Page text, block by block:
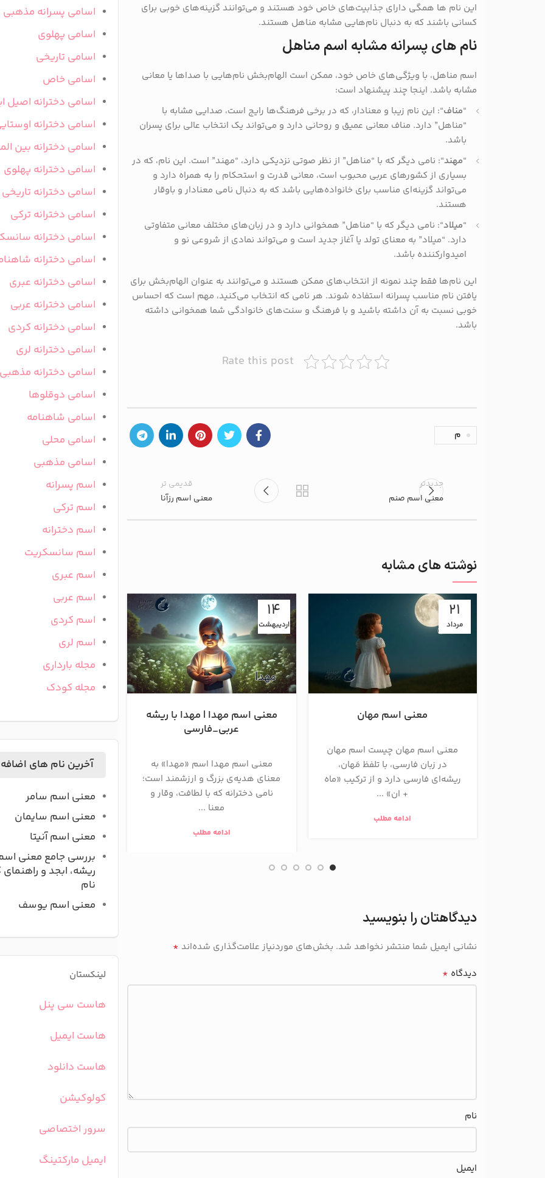
این نام‌ ها همگی دارای جذابیت‌های خاص خود هستند و می‌توانند گزینه‌های خوبی برای
کسانی باشند که به دنبال نام‌هایی مشابه مناهل هستند.
نام های پسرانه مشابه اسم مناهل
اسم مناهل، با ویژگی‌های خاص خود، ممکن است الهام‌بخش نام‌هایی با صداها یا معانی
مشابه باشد. اینجا چند پیشنهاد است:
“مناف“: این نام زیبا و معنادار، که در برخی فرهنگ‌ها رایج است، صدایی مشابه با
“مناهل” دارد. مناف معانی عمیق و روحانی دارد و می‌تواند یک انتخاب عالی برای پسران
باشد.
“مهند“: نامی دیگر که با “مناهل” از نظر صوتی نزدیکی دارد، “مهند” است. این نام، که در
بسیاری از کشورهای عربی محبوب است، معانی قدرت و استحکام را به همراه دارد و
می‌تواند گزینه‌ای مناسب برای خانواده‌هایی باشد که به دنبال نامی معنادار و باوقار
هستند.
“میلاد“: نامی دیگر که با “مناهل” همخوانی دارد و در زبان‌های مختلف معانی متفاوتی
دارد. “میلاد” به معنای تولد یا آغاز جدید است و می‌تواند نمادی از شروعی نو و
امیدوارکننده باشد.
این نام‌ها فقط چند نمونه از انتخاب‌های ممکن هستند و می‌توانند به عنوان الهام‌بخش برای
یافتن نام مناسب پسرانه استفاده شوند. هر نامی که انتخاب می‌کنید، مهم است که احساس
خوبی نسبت به آن داشته باشید و با فرهنگ و سنت‌های خانوادگی شما همخوانی داشته
باشد.
Rate this post
م
جدیدتر
معنی اسم صنم
قدیمی تر
معنی اسم رزآنا
نوشته های مشابه
21
مرداد
معنی اسم مهان
معنی اسم مهان چیست اسم مهان
در زبان فارسی، با تلفظ مَهان،
ریشه‌ای فارسی دارد و از ترکیب «ماه
+ ان» ...
ادامه مطلب
14
اردیبهشت
معنی اسم مهدا | مهدا با ریشه
عربی_فارسی
معنی اسم مهدا اسم «مهدا» به
معنای هدیه‌ی بزرگ و ارزشمند است؛
نامی دخترانه که با لطافت، وقار و
معنا ...
ادامه مطلب
13
اردیبهشت
ماسیا یکی از
عمیق دارد. ...
ادامه مطلب
دیدگاهتان را بنویسید
نشانی ایمیل شما منتشر نخواهد شد. بخش‌های موردنیاز علامت‌گذاری شده‌اند *
دیدگاه *
نام
ایمیل
اسامی پسرانه مذهبی
اسامی پهلوی
اسامی تاریخی
اسامی خاص
اسامی دخترانه اصیل
اسامی دخترانه
اسامی دخترانه بین
اسامی دخترانه پهلوی
اسامی دخترانه تاریخی
اسامی دخترانه ترکی
اسامی دخترانه
اسامی دخترانه
اسامی دخترانه عبری
اسامی دخترانه عربی
اسامی دخترانه کردی
اسامی دخترانه لری
اسامی دخترانه مذهبی
اسامی دوقلوها
اسامی شاهنامه
اسامی محلی
اسامی مذهبی
اسم پسرانه
اسم ترکی
اسم دخترانه
اسم سانسکریت
اسم عبری
اسم عربی
اسم کردی
اسم لری
مجله بارداری
مجله کودک
آخرین نام های
معنی اسم سامر
معنی اسم سایمان
معنی اسم آنیتا
بررسی جامع معنی
ریشه، ابجد و
نام
معنی اسم یوسف
لینکستان
هاست سی پنل
هاست ایمیل
هاست دانلود
کولوکیشن
سرور اختصاصی
ایمیل مارکتینگ